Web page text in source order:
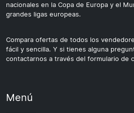
nacionales en la Copa de Europa y el
grandes ligas europeas.
Compara ofertas de todos los
fácil y sencilla. Y si tienes alguna
contactarnos a través del formulario de
Menú